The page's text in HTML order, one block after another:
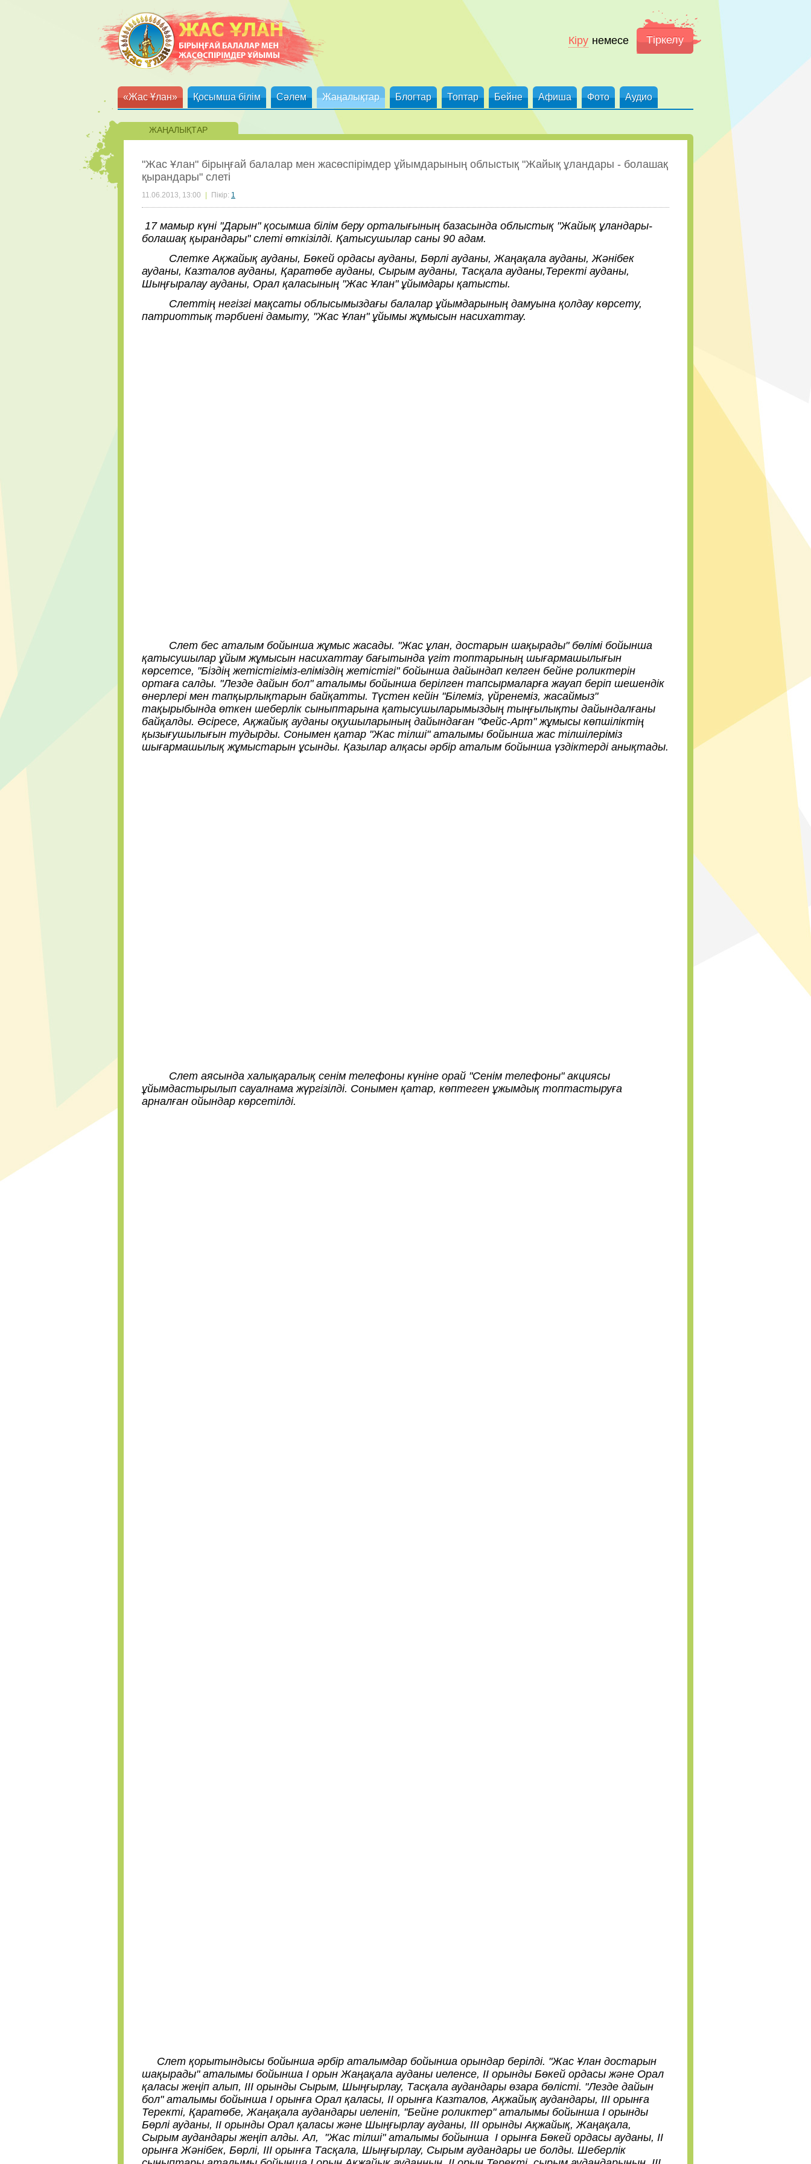
Кіру немесе Тіркелу
«Жас Ұлан» Қосымша білім Сәлем Жаңалықтар Блогтар Топтар Бейне Афиша Фото Аудио
ЖАҢАЛЫҚТАР
"Жас Ұлан" бірыңғай балалар мен жасөспірімдер ұйымдарының облыстық "Жайық ұландары - болашақ
қырандары" слеті
11.06.2013, 13:00 Пікір: 1
17 мамыр күні "Дарын" қосымша білім беру орталығының базасында облыстық "Жайық ұландары-
болашақ қырандары" слеті өткізілді. Қатысушылар саны 90 адам.
Слетке Ақжайық ауданы, Бөкей ордасы ауданы, Бөрлі ауданы, Жаңақала ауданы, Жәнібек
ауданы, Казталов ауданы, Қаратөбе ауданы, Сырым ауданы, Тасқала ауданы,Теректі ауданы,
Шыңғыралау ауданы, Орал қаласының "Жас Ұлан" ұйымдары қатысты.
Слеттің негізгі мақсаты облысымыздағы балалар ұйымдарының дамуына қолдау көрсету,
патриоттық тәрбиені дамыту, "Жас Ұлан" ұйымы жұмысын насихаттау.
Слет бес аталым бойынша жұмыс жасады. "Жас ұлан, достарын шақырады" бөлімі бойынша
қатысушылар ұйым жұмысын насихаттау бағытында үгіт топтарының шығармашылығын
көрсетсе, "Біздің жетістігіміз-еліміздің жетістігі" бойынша дайындап келген бейне роликтерін
ортаға салды. "Лезде дайын бол" аталымы бойынша берілген тапсырмаларға жауап беріп шешендік
өнерлері мен тапқырлықтарын байқатты. Түстен кейін "Білеміз, үйренеміз, жасаймыз"
тақырыбында өткен шеберлік сыныптарына қатысушыларымыздың тыңғылықты дайындалғаны
байқалды. Әсіресе, Ақжайық ауданы оқушыларының дайындаған "Фейс-Арт" жұмысы көпшіліктің
қызығушылығын тудырды. Сонымен қатар "Жас тілші" аталымы бойынша жас тілшілеріміз
шығармашылық жұмыстарын ұсынды. Қазылар алқасы әрбір аталым бойынша үздіктерді анықтады.
Слет аясында халықаралық сенім телефоны күніне орай "Сенім телефоны" акциясы
ұйымдастырылып сауалнама жүргізілді. Сонымен қатар, көптеген ұжымдық топтастыруға
арналған ойындар көрсетілді.
Слет қорытындысы бойынша әрбір аталымдар бойынша орындар берілді. "Жас Ұлан достарын
шақырады" аталымы бойынша І орын Жаңақала ауданы иеленсе, ІІ орынды Бөкей ордасы және Орал
қаласы жеңіп алып, ІІІ орынды Сырым, Шыңғырлау, Тасқала аудандары өзара бөлісті. "Лезде дайын
бол" аталымы бойынша І орынға Орал қаласы, ІІ орынға Казталов, Ақжайық аудандары, ІІІ орынға
Теректі, Қаратөбе, Жаңақала аудандары иеленіп, "Бейне роликтер" аталымы бойынша І орынды
Бөрлі ауданы, ІІ орынды Орал қаласы және Шыңғырлау ауданы, ІІІ орынды Ақжайық, Жаңақала,
Сырым аудандары жеңіп алды. Ал, "Жас тілші" аталымы бойынша І орынға Бөкей ордасы ауданы, ІІ
орынға Жәнібек, Бөрлі, ІІІ орынға Тасқала, Шыңғырлау, Сырым аудандары ие болды. Шеберлік